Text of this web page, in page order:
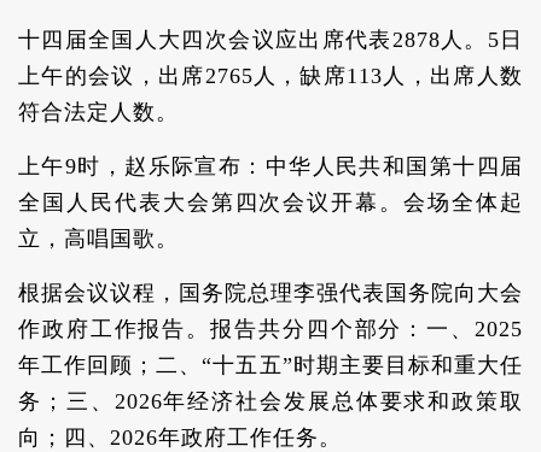
十四届全国人大四次会议应出席代表2878人。5日
上午的会议，出席2765人，缺席113人，出席人数
符合法定人数。
上午9时，赵乐际宣布：中华人民共和国第十四届
全国人民代表大会第四次会议开幕。会场全体起
立，高唱国歌。
根据会议议程，国务院总理李强代表国务院向大会
作政府工作报告。报告共分四个部分：一、2025
年工作回顾；二、“十五五”时期主要目标和重大任
务；三、2026年经济社会发展总体要求和政策取
向；四、2026年政府工作任务。